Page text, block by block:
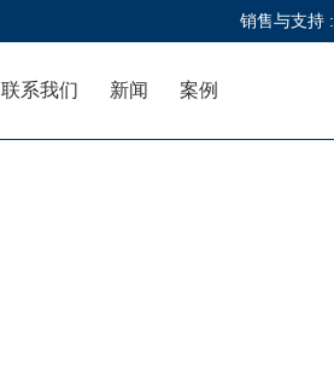
销售与支持 :
联系我们 新闻 案例